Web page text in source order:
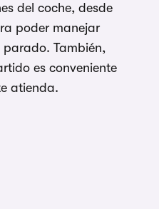
del coche, desde
poder manejar
parado. También,
es conveniente
atienda.